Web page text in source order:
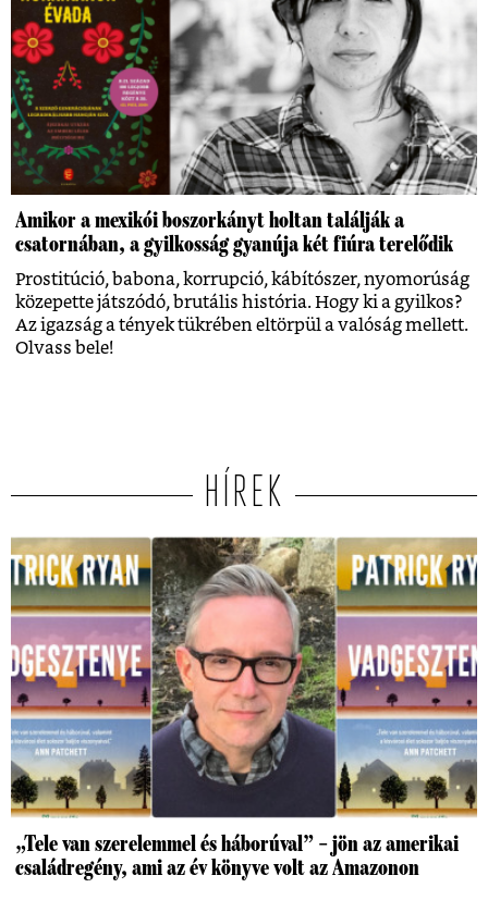
Amikor a mexikói boszorkányt holtan találják a
csatornában, a gyilkosság gyanúja két fiúra terelődik
Prostitúció, babona, korrupció, kábítószer, nyomorúság
közepette játszódó, brutális história. Hogy ki a gyilkos?
Az igazság a tények tükrében eltörpül a valóság mellett.
Olvass bele!
HÍREK
„Tele van szerelemmel és háborúval” – jön az amerikai
családregény, ami az év könyve volt az Amazonon